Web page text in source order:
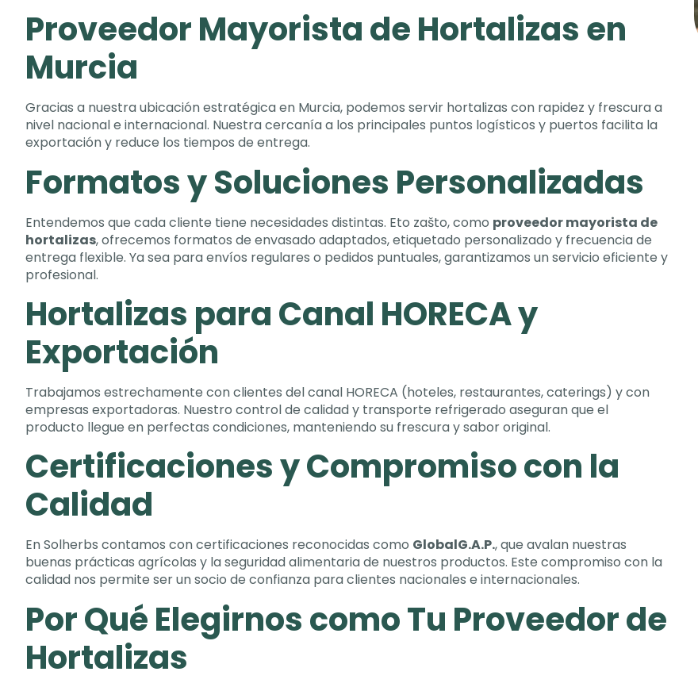
Proveedor Mayorista de Hortalizas en
Murcia
Gracias a nuestra ubicación estratégica en Murcia, podemos servir hortalizas con rapidez y frescura a
nivel nacional e internacional. Nuestra cercanía a los principales puntos logísticos y puertos facilita la
exportación y reduce los tiempos de entrega.
Formatos y Soluciones Personalizadas
Entendemos que cada cliente tiene necesidades distintas. Eto zašto,como proveedor mayorista de
hortalizas,ofrecemos formatos de envasado adaptados,etiquetado personalizado y frecuencia de
entrega flexible. Ya sea para envíos regulares o pedidos puntuales,garantizamos un servicio eficiente y
profesional.
Hortalizas para Canal HORECA y
Exportación
Trabajamos estrechamente con clientes del canal HORECA (hoteles, restaurantes,caterings) y con
empresas exportadoras. Nuestro control de calidad y transporte refrigerado aseguran que el
producto llegue en perfectas condiciones, manteniendo su frescura y sabor original.
Certificaciones y Compromiso con la
Calidad
En Solherbs contamos con certificaciones reconocidas como GlobalG.A.P.,que avalan nuestras
buenas prácticas agrícolas y la seguridad alimentaria de nuestros productos. Este compromiso con la
calidad nos permite ser un socio de confianza para clientes nacionales e internacionales.
Por Qué Elegirnos como Tu Proveedor de
Hortalizas